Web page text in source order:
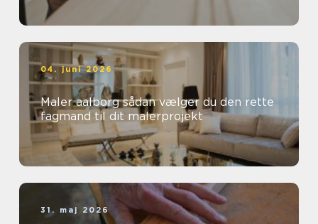
04. juni 2026
Maler aalborg sådan vælger du den rette
fagmand til dit malerprojekt
31. maj 2026